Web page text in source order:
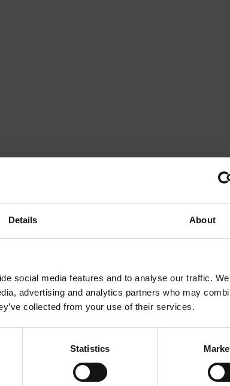
Details About
social media features and to analyse our traffic.
advertising and analytics partners who may
collected from your use of their services.
Statistics
our English Website?